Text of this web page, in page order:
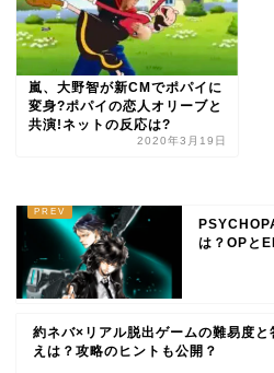
嵐、大野智が新CMでポパイに
変身?ポパイの恋人オリーブと
共演!ネットの反応は?
2020年3月19日
は？OPと
約ネバ×リアル脱出ゲームの難易度と
えは？攻略のヒントも公開？